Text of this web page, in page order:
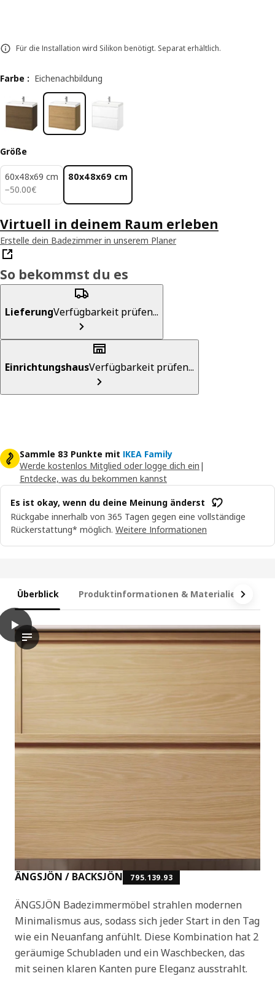
Für die Installation wird Silikon benötigt. Separat erhältlich.
Farbe : Eichenachbildung
Größe
60x48x69 cm
−50.00€
50.00€
80x48x69 cm
Virtuell in deinem Raum erleben
Erstelle dein Badezimmer in unserem Planer
So bekommst du es
LieferungVerfügbarkeit prüfen...
EinrichtungshausVerfügbarkeit prüfen...
Sammle 83 Punkte mit IKEA Family
Werde kostenlos Mitglied oder logge dich ein |
Entdecke, was du bekommen kannst
Es ist okay, wenn du deine Meinung änderst
Rückgabe innerhalb von 365 Tagen gegen eine vollständige
Rückerstattung* möglich. Weitere Informationen
Überblick Produktinformationen & Materialien
ÄNGSJÖN / BACKSJÖN 795.139.93
ÄNGSJÖN Badezimmermöbel strahlen modernen
Minimalismus aus, sodass sich jeder Start in den Tag
wie ein Neuanfang anfühlt. Diese Kombination hat 2
geräumige Schubladen und ein Waschbecken, das
mit seinen klaren Kanten pure Eleganz ausstrahlt.
play
Das Video zeigt eine Demonstration des Waschtisches
ÄNGSJÖN / BACKSJÖN Waschbschr+Schubladen/Waschb/